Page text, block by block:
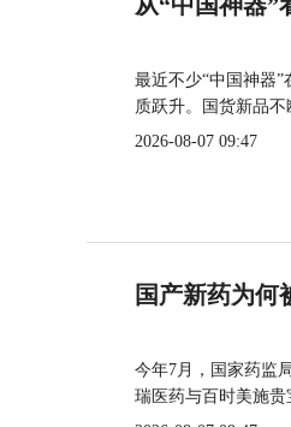
最近不少“中国神器
质跃升。国货新品不
2026-08-07 09:47
国产新药为何
今年7月，国家药监
瑞医药与百时美施